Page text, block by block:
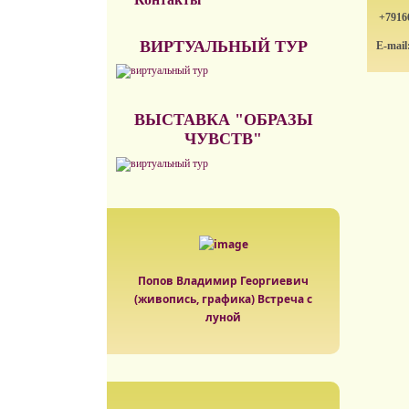
ВИРТУАЛЬНЫЙ ТУР
ВЫСТАВКА "ОБРАЗЫ
ЧУВСТВ"
Попов Владимир Георгиевич
(живопись, графика) Встреча с
луной
E-